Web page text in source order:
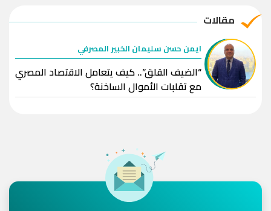
مقالات
ايمن حسن سليمان الخبير المصرفي
“الضيف القلق”.. كيف يتعامل الاقتصاد المصري
مع تقلبات الأموال الساخنة؟